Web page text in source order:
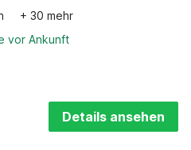
+ 30 mehr
vor Ankunft
Details ansehen